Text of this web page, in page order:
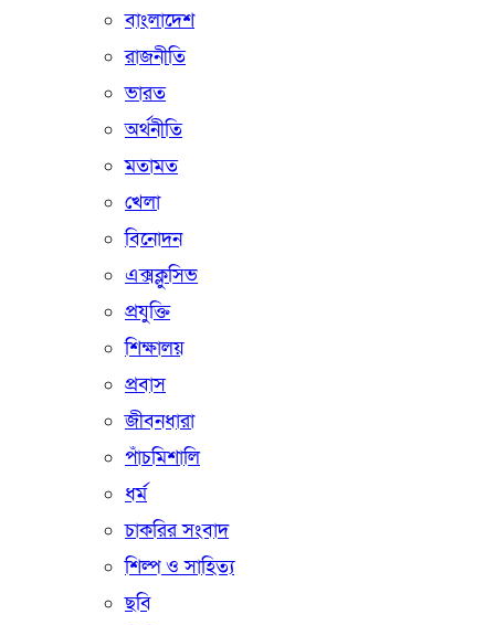
বাংলাদেশ
রাজনীতি
ভারত
অর্থনীতি
মতামত
খেলা
বিনোদন
এক্সক্লুসিভ
প্রযুক্তি
শিক্ষালয়
প্রবাস
জীবনধারা
পাঁচমিশালি
ধর্ম
চাকরির সংবাদ
শিল্প ও সাহিত্য
ছবি